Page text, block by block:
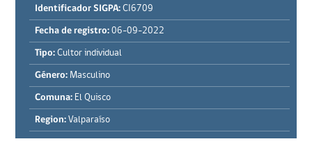
Identificador SIGPA: CI6709
Fecha de registro: 06-09-2022
Tipo: Cultor individual
Género: Masculino
Comuna: El Quisco
Region: Valparaíso